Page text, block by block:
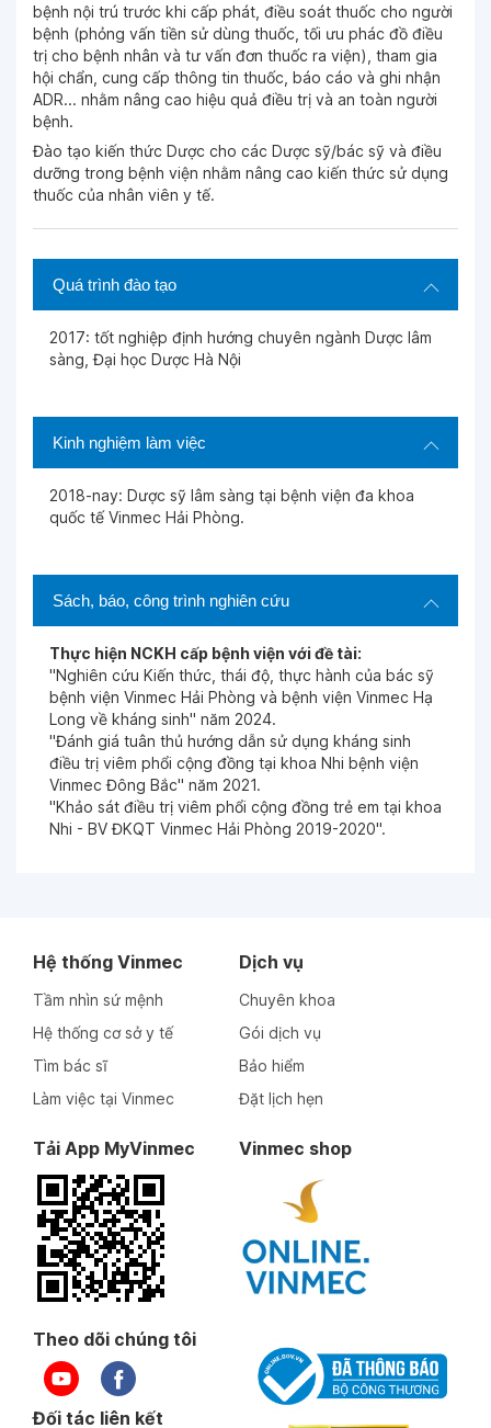
bệnh nội trú trước khi cấp phát, điều soát thuốc cho người
bệnh (phỏng vấn tiền sử dùng thuốc, tối ưu phác đồ điều
trị cho bệnh nhân và tư vấn đơn thuốc ra viện), tham gia
hội chẩn, cung cấp thông tin thuốc, báo cáo và ghi nhận
ADR... nhằm nâng cao hiệu quả điều trị và an toàn người
bệnh.
Đào tạo kiến thức Dược cho các Dược sỹ/bác sỹ và điều
dưỡng trong bệnh viện nhằm nâng cao kiến thức sử dụng
thuốc của nhân viên y tế.
Quá trình đào tạo
2017: tốt nghiệp định hướng chuyên ngành Dược lâm
sàng, Đại học Dược Hà Nội
Kinh nghiệm làm việc
2018-nay: Dược sỹ lâm sàng tại bệnh viện đa khoa
quốc tế Vinmec Hải Phòng.
Sách, báo, công trình nghiên cứu
Thực hiện NCKH cấp bệnh viện với đề tài:
"Nghiên cứu Kiến thức, thái độ, thực hành của bác sỹ
bệnh viện Vinmec Hải Phòng và bệnh viện Vinmec Hạ
Long về kháng sinh" năm 2024.
"Đánh giá tuân thủ hướng dẫn sử dụng kháng sinh
điều trị viêm phổi cộng đồng tại khoa Nhi bệnh viện
Vinmec Đông Bắc" năm 2021.
"Khảo sát điều trị viêm phổi cộng đồng trẻ em tại khoa
Nhi - BV ĐKQT Vinmec Hải Phòng 2019-2020".
Hệ thống Vinmec
Tầm nhìn sứ mệnh
Hệ thống cơ sở y tế
Tìm bác sĩ
Làm việc tại Vinmec
Dịch vụ
Chuyên khoa
Gói dịch vụ
Bảo hiểm
Đặt lịch hẹn
Tải App MyVinmec Vinmec shop
Theo dõi chúng tôi
Đối tác liên kết